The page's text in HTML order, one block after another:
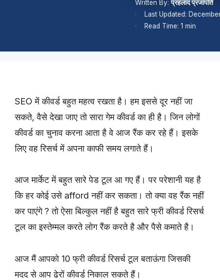
Written By:प्रहलाद प्रजापति
Last Updated:
Read Time: 1 min
SEO में कीवर्ड बहुत महत्व रखता है। हम इससे दूर नहीं जा
सकते, वैसे देखा जाए तो सारा गेम कीवर्ड का ही है। जिन लोगों
कीवर्ड का चुनाव करना आता है वे आज रैंक कर रहे हैं। इसके
लिए वह रिसर्च में अपना काफी समय लगाते हैं।
आज मार्केट में बहुत सारे पेड टूल आ गए हैं। पर परेशानी यह है
कि हर कोई उसे afford नहीं कर सकता। तो क्या वह रैंक नहीं
कर पाएंगे ? तो ऐसा बिल्कुल नहीं है बहुत सारे फ्री कीवर्ड रिसर्च
टूल का इस्तेम्मल करते लोग रैंक करते है और पैसे कमाते है।
आज मैं आपको 10 फ्री कीवर्ड रिसर्च टूल बताऊंगा जिसकी
मदद से आप ढेरों कीवर्ड निकाल सकते हैं।